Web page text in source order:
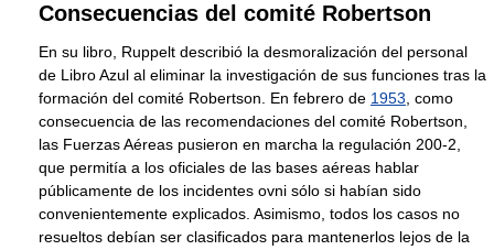
Consecuencias del comité Robertson
En su libro, Ruppelt describió la desmoralización del personal
de Libro Azul al eliminar la investigación de sus funciones tras la
formación del comité Robertson. En febrero de 1953, como
consecuencia de las recomendaciones del comité Robertson,
las Fuerzas Aéreas pusieron en marcha la regulación 200-2,
que permitía a los oficiales de las bases aéreas hablar
públicamente de los incidentes ovni sólo si habían sido
convenientemente explicados. Asimismo, todos los casos no
resueltos debían ser clasificados para mantenerlos lejos de la